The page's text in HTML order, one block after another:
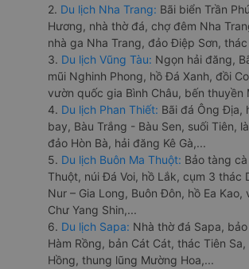
2. Du lịch Nha Trang: Bãi biển Trần
Hương, nhà thờ đá, chợ đêm Nha
nhà ga Nha Trang, đảo Điệp Sơn,
3. Du lịch Vũng Tàu: Ngọn hải đăng,
mũi Nghinh Phong, hồ Đá Xanh, đồi
vườn quốc gia Bình Châu, bến thuyền
4. Du lịch Phan Thiết: Bãi đá Ông Địa,
bay, Bàu Trắng - Bàu Sen, suối Tiên,
đảo Hòn Bà, hải đăng Kê Gà,...
5. Du lịch Buôn Ma Thuột: Bảo tàng
Thuột, núi Đá Voi, hồ Lắk, cụm 3 thác
Nur – Gia Long, Buôn Đôn, hồ Ea Kao,
Chư Yang Shin,...
6. Du lịch Sapa: Nhà thờ đá Sapa,
Hàm Rồng, bản Cát Cát, thác Tiên
Hồng, thung lũng Mường Hoa,...